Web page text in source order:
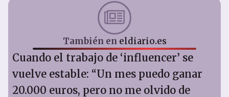
También en eldiario.es
Cuando el trabajo de ‘influencer’ se
vuelve estable: “Un mes puedo ganar
20.000 euros, pero no me olvido de